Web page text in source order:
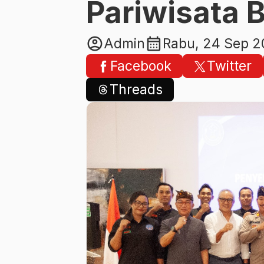
Pariwisata
account_circleAdmincalendar_monthRabu, 24 Sep
Facebook
Twitter
Threads